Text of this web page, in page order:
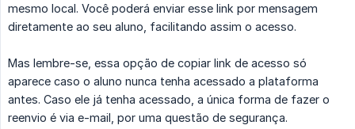
mesmo local. Você poderá enviar esse link por mensagem
diretamente ao seu aluno, facilitando assim o acesso.
Mas lembre-se, essa opção de copiar link de acesso só
aparece caso o aluno nunca tenha acessado a plataforma
antes. Caso ele já tenha acessado, a única forma de fazer o
reenvio é via e-mail, por uma questão de segurança.